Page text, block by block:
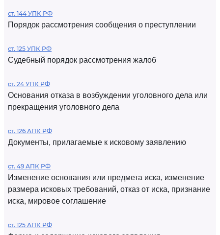
ст. 144 УПК РФ
Порядок рассмотрения сообщения о преступлении
ст. 125 УПК РФ
Судебный порядок рассмотрения жалоб
ст. 24 УПК РФ
Основания отказа в возбуждении уголовного дела или
прекращения уголовного дела
ст. 126 АПК РФ
Документы, прилагаемые к исковому заявлению
ст. 49 АПК РФ
Изменение основания или предмета иска, изменение
размера исковых требований, отказ от иска, признание
иска, мировое соглашение
ст. 125 АПК РФ